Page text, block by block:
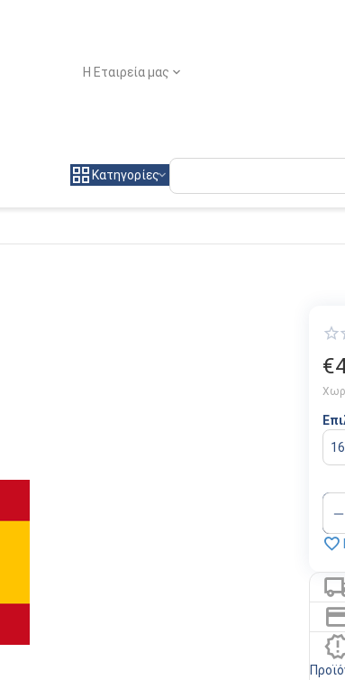
Η Εταιρεία μας
Κατηγορίες
€
−